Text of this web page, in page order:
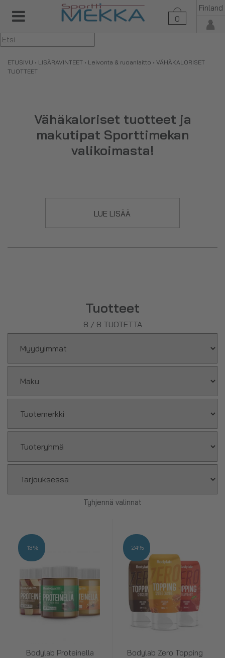
0
Finland
▼
ETUSIVU • LISÄRAVINTEET • Leivonta & ruoanlaitto • VÄHÄKALORISET
TUOTTEET
Vähäkaloriset tuotteet ja
makutipat Sporttimekan
valikoimasta!
ruokaasi. Tästä tuoteryhmästä löydät myös
ateriankorvikkeita ja esimerkiksi jälkiruokaan lisättäviä
LUE LISÄÄ
Tuotteet
8 / 8 TUOTETTA
Tyhjennä valinnat
Bodylab Proteinella
-13%
Bodylab Zero Topping
-24%